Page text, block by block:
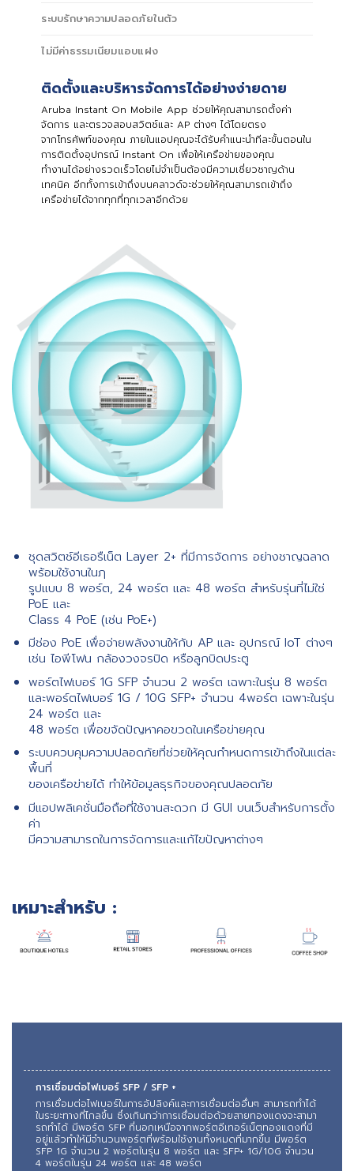
ระบบรักษาความปลอดภัยในตัว
ไม่มีค่าธรรมเนียมแอบแฝง
ติดตั้งและบริหารจัดการได้อย่างง่ายดาย
Aruba Instant On Mobile App ช่วยให้คุณสามารถตั้งค่า
จัดการ และตรวจสอบสวิตช์และ AP ต่างๆ ได้โดยตรง
จากโทรศัพท์ของคุณ ภายในแอปคุณจะได้รับคําแนะนําทีละขั้นตอนใน
การติดตั้งอุปกรณ์ Instant On เพื่อให้เครือข่ายของคุณ
ทํางานได้อย่างรวดเร็วโดยไม่จําเป็นต้องมีความเชี่ยวชาญด้าน
เทคนิค อีกทั้งการเข้าถึงบนคลาวด์จะช่วยให้คุณสามารถเข้าถึง
เครือข่ายได้จากทุกที่ทุกเวลาอีกด้วย
ชุดสวิตช์อีเธอรืเน็ต Layer 2+ ที่มีการจัดการ อย่างชาญฉลาด
พร้อมใช้งานในฦ
รูปแบบ 8 พอร์ต, 24 พอร์ต และ 48 พอร์ต สําหรับรุ่นที่ไม่ใช่
PoE และ
Class 4 PoE (เช่น PoE+)
มีช่อง PoE เพื่อจ่ายพลังงานให้กับ AP และ อุปกรณ์ IoT ต่างๆ
เช่น ไอพีโฟน กล้องวงจรปิด หรือลูกบิดประตู
พอร์ตไฟเบอร์ 1G SFP จำนวน 2 พอร์ต เฉพาะในรุ่น 8 พอร์ต
และพอร์ตไฟเบอร์ 1G / 10G SFP+ จํานวน 4พอร์ต เฉพาะในรุ่น
24 พอร์ต และ
48 พอร์ต เพื่อขจัดปัญหาคอขวดในเครือข่ายคุณ
ระบบควบคุมความปลอดภัยที่ช่วยให้คุณกําหนดการเข้าถึงในแต่ละ
พื้นที่
ของเครือข่ายได้ ทําให้ข้อมูลธุรกิจของคุณปลอดภัย
มีแอปพลิเคชั่นมือถือที่ใช้งานสะดวก มี GUI บนเว็บสําหรับการตั้ง
ค่า
มีความสามารถในการจัดการและแก้ไขปัญหาต่างๆ
เหมาะสำหรับ :
การเชื่อมต่อไฟเบอร์ SFP / SFP +
การเชื่อมต่อไฟเบอร์ในการอัปลิงค์และการเชื่อมต่ออื่นๆ สามารถทําได้
ในระยะทางที่ไกลขึ้น ซึ่งเกินกว่าการเชื่อมต่อด้วยสายทองแดงจะสามา
รถทําได้ มีพอร์ต SFP ที่นอกเหนือจากพอร์ตอีเทอร์เน็ตทองแดงที่มี
อยู่แล้วทําให้มีจํานวนพอร์ตที่พร้อมใช้งานทั้งหมดที่มากขึ้น มีพอร์ต
SFP 1G จํานวน 2 พอร์ตในรุ่น 8 พอร์ต และ SFP+ 1G/10G จํานวน
4 พอร์ตในรุ่น 24 พอร์ต และ 48 พอร์ตㅤㅤㅤㅤㅤㅤㅤㅤㅤㅤㅤㅤㅤㅤㅤㅤㅤㅤㅤ